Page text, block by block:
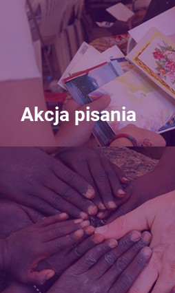
Akcja pisania